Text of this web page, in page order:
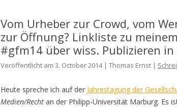
Vom Urheber zur Crowd, vom
zur Öffnung? Linkliste zu
#gfm14 über wiss. Publizieren
Veröffentlicht am 3. October 2014 | Thomas Ernst |
Heute spreche ich auf der Jahrestagung der
Medien/Recht an der Philipp-Universität Marburg. Es